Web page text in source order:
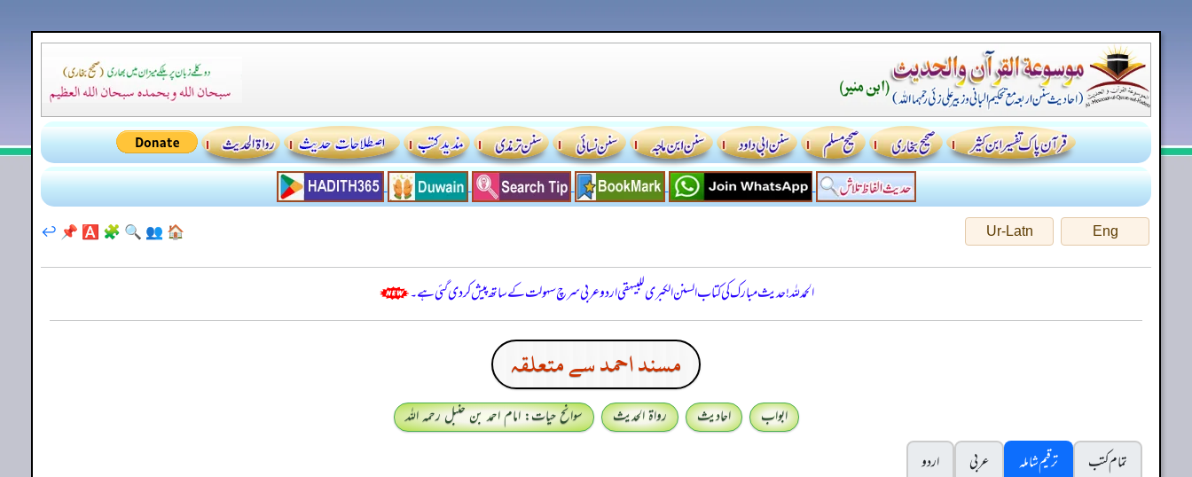
Eng
Ur-Latn
🏠
👥
🔍
🧩
🅰️
📌
↩️
الحمدللہ! حدیث مبارک کی کتاب السنن الكبرى للبيهقي اردو عربی سرچ سہولت کے ساتھ پیش کر دی گئی ہے۔
مسند احمد سے متعلقہ
ابواب احادیث رواۃ الحدیث
سوانح حیات: امام احمد بن حنبل رحمہ اللہ
تمام کتب
ترقیم شاملہ عربی
اردو